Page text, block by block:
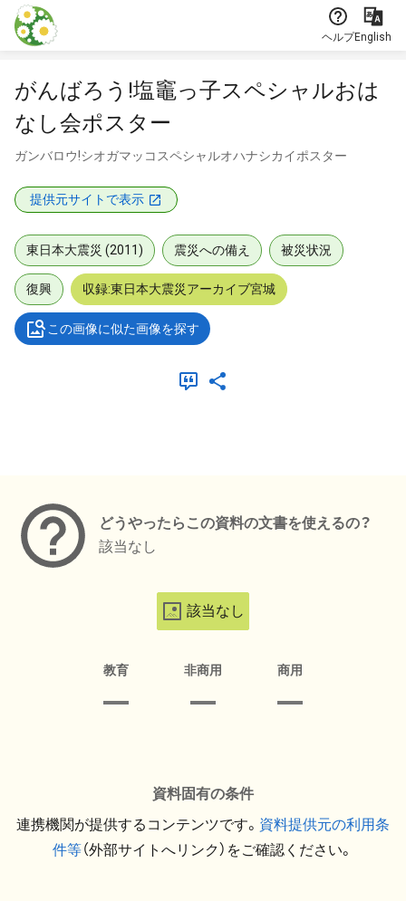
本文に飛ぶ
ヘルプEnglish
がんばろう!塩竈っ子スペシャルおは
なし会ポスター
ガンバロウ!シオガマッコスペシャルオハナシカイポスター
提供元サイトで表示
東日本大震災 (2011) 震災への備え 被災状況
復興 収録:東日本大震災アーカイブ宮城
この画像に似た画像を探す
どうやったらこの資料の文書を使えるの？
該当なし
該当なし
教育 非商用 商用
資料固有の条件
連携機関が提供するコンテンツです。 資料提供元の利用条
件等（外部サイトへリンク）をご確認ください。